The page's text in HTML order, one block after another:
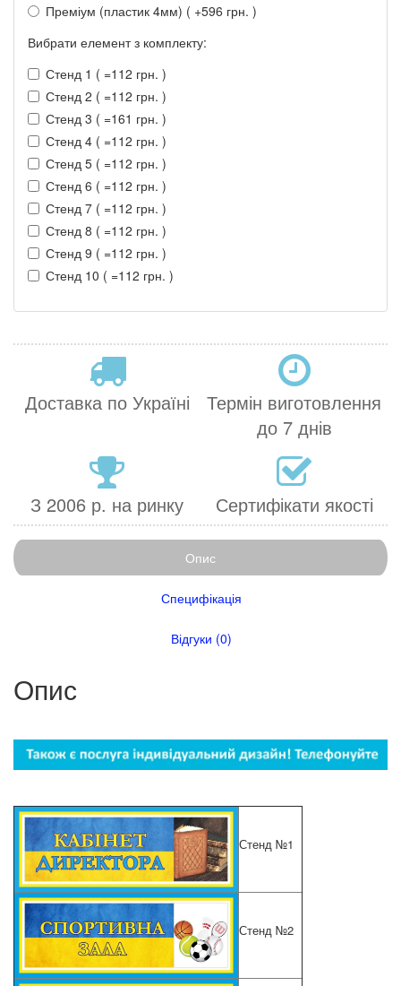
Преміум (пластик 4мм) ( +596 грн. )
Вибрати елемент з комплекту:
Стенд 1 ( =112 грн. )
Стенд 2 ( =112 грн. )
Стенд 3 ( =161 грн. )
Стенд 4 ( =112 грн. )
Стенд 5 ( =112 грн. )
Стенд 6 ( =112 грн. )
Стенд 7 ( =112 грн. )
Стенд 8 ( =112 грн. )
Стенд 9 ( =112 грн. )
Стенд 10 ( =112 грн. )
Доставка по Україні
Термін виготовлення
до 7 днів
З 2006 р. на ринку Сертифікати якості
Опис
Специфікація
Відгуки (0)
Опис
Стенд №1
Стенд №2